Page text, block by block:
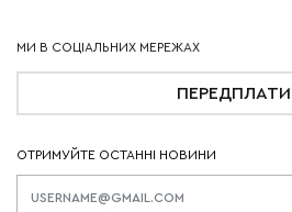
ОТРИМУЙТЕ ОСТАННІ НОВИНИ